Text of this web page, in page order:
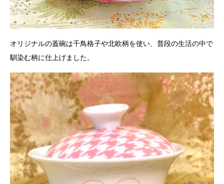
オリジナルの蓋碗は千鳥格子や北欧柄を使い、普段の生活の中で
馴染む柄に仕上げました。